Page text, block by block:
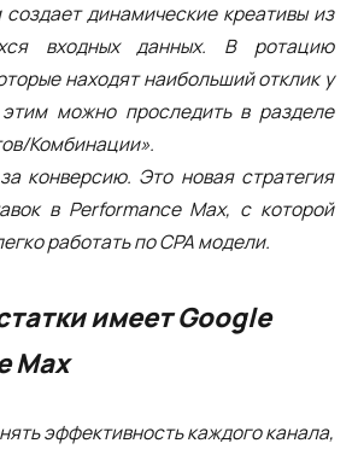
динамические креативы из
входных данных. В ротацию
находят наибольший отклик у
можно проследить в разделе
Комбинации».
конверсию. Это новая стратегия
в Performance Max, с которой
работать по CPA модели.
имеет Google
Max
эффективность каждого канала,